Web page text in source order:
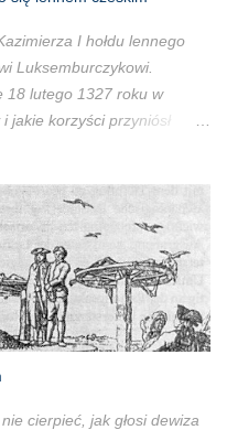
I hołdu lennego
Luksemburczykowi.
18 lutego 1327 roku w
jakie korzyści przyniósł
cierpieć, jak głosi dewiza